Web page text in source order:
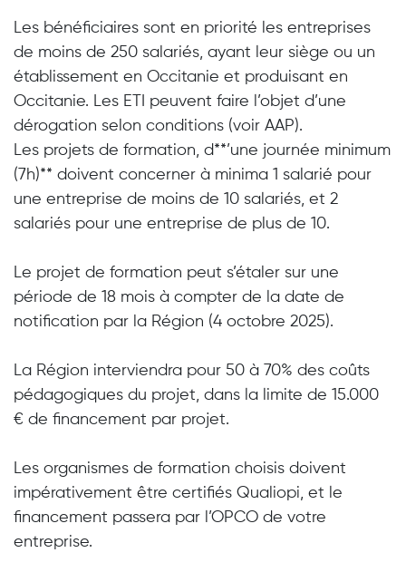
Les bénéficiaires sont en priorité les entreprises
de moins de 250 salariés, ayant leur siège ou un
établissement en Occitanie et produisant en
Occitanie. Les ETI peuvent faire l’objet d’une
dérogation selon conditions (voir AAP).
Les projets de formation, d**’une journée minimum
(7h)** doivent concerner à minima 1 salarié pour
une entreprise de moins de 10 salariés, et 2
salariés pour une entreprise de plus de 10.
Le projet de formation peut s’étaler sur une
période de 18 mois à compter de la date de
notification par la Région (4 octobre 2025).
La Région interviendra pour 50 à 70% des coûts
pédagogiques du projet, dans la limite de 15.000
€ de financement par projet.
Les organismes de formation choisis doivent
impérativement être certifiés Qualiopi, et le
financement passera par l’OPCO de votre
entreprise.